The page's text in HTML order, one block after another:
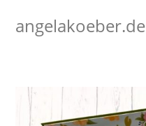
Inhaltangelakoeber.de